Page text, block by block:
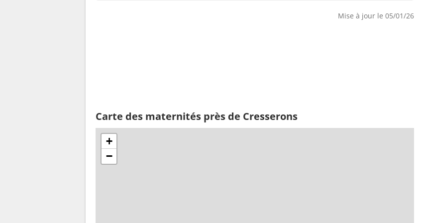
Mise à jour le 05/01/26
Carte des maternités près de Cresserons
+
−